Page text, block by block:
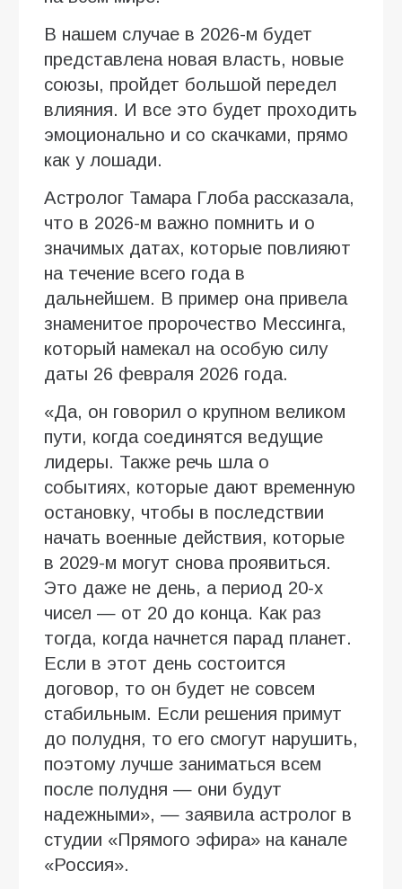
В нашем случае в 2026-м будет
представлена новая власть, новые
союзы, пройдет большой передел
влияния. И все это будет проходить
эмоционально и со скачками, прямо
как у лошади.
Астролог Тамара Глоба рассказала,
что в 2026-м важно помнить и о
значимых датах, которые повлияют
на течение всего года в
дальнейшем. В пример она привела
знаменитое пророчество Мессинга,
который намекал на особую силу
даты 26 февраля 2026 года.
«Да, он говорил о крупном великом
пути, когда соединятся ведущие
лидеры. Также речь шла о
событиях, которые дают временную
остановку, чтобы в последствии
начать военные действия, которые
в 2029-м могут снова проявиться.
Это даже не день, а период 20-х
чисел — от 20 до конца. Как раз
тогда, когда начнется парад планет.
Если в этот день состоится
договор, то он будет не совсем
стабильным. Если решения примут
до полудня, то его смогут нарушить,
поэтому лучше заниматься всем
после полудня — они будут
надежными», — заявила астролог в
студии «Прямого эфира» на канале
«Россия».